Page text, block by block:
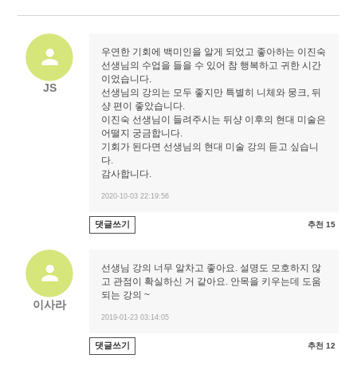
JS
우연한 기회에 백미인을 알게 되었고 좋아하는 이진숙
선생님의 수업을 들을 수 있어 참 행복하고 귀한 시간
이었습니다.
선생님의 강의는 모두 좋지만 특별히 니체와 뭉크, 뒤
샹 편이 좋았습니다.
이진숙 선생님이 들려주시는 뒤샹 이후의 현대 미술은
어떨지 궁금합니다.
기회가 된다면 선생님의 현대 미술 강의 듣고 싶습니
다.
감사합니다.
2020-10-03 22:19:56
댓글쓰기 추천 15
이사라
선생님 강의 너무 알차고 좋아요. 설명도 모호하지 않
고 관점이 확실하신 거 같아요. 안목을 키우는데 도움
되는 강의 ~
2019-01-23 03:14:05
댓글쓰기 추천 12